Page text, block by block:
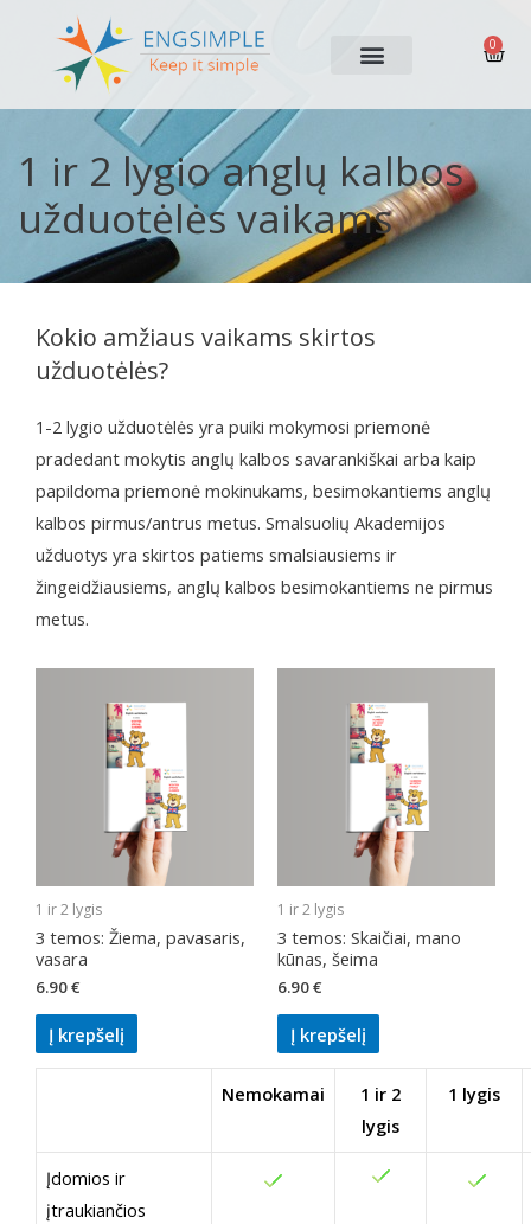
0
1 ir 2 lygio anglų kalbos
užduotėlės vaikams
Kokio amžiaus vaikams skirtos
užduotėlės?
1-2 lygio užduotėlės yra puiki mokymosi priemonė
pradedant mokytis anglų kalbos savarankiškai arba kaip
papildoma priemonė mokinukams, besimokantiems anglų
kalbos pirmus/antrus metus. Smalsuolių Akademijos
užduotys yra skirtos patiems smalsiausiems ir
žingeidžiausiems, anglų kalbos besimokantiems ne pirmus
metus.
1 ir 2 lygis
3 temos: Žiema, pavasaris,
vasara
6.90€
Į krepšelį
1 ir 2 lygis
3 temos: Skaičiai, mano
kūnas, šeima
6.90€
Į krepšelį
Nemokamai
1 ir 2
lygis
1 lygis
Įdomios ir
įtraukiančios